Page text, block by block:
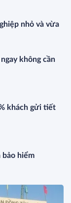
nhỏ và vừa
không cần
khách gửi tiết
bảo hiểm